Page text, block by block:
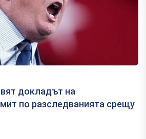
докладът на
по разследванията срещу